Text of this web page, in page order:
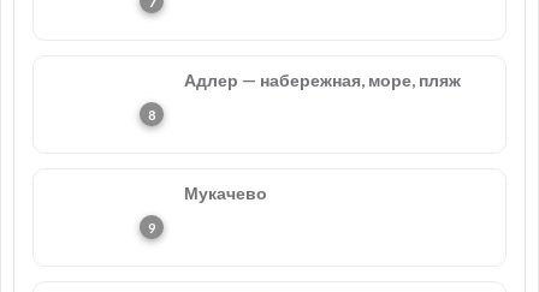
Адлер — набережная, море, пляж
Мукачево